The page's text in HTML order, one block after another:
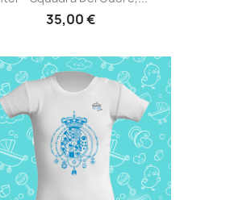
35,00 €